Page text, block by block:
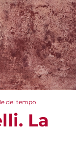
del tempo
La